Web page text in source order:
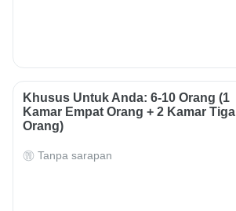
Khusus Untuk Anda: 6-10 Orang (1
Kamar Empat Orang + 2 Kamar Tiga
Orang)
Tanpa sarapan